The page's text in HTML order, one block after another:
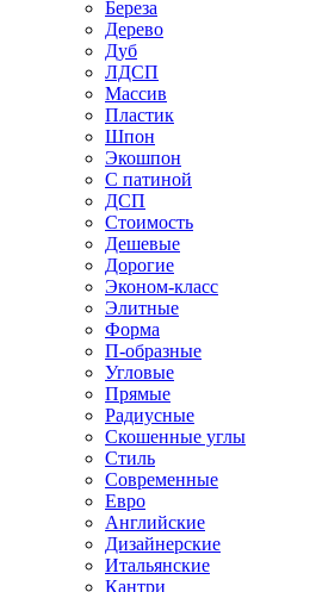
Береза
Дерево
Дуб
ЛДСП
Массив
Пластик
Шпон
Экошпон
С патиной
ДСП
Стоимость
Дешевые
Дорогие
Эконом-класс
Элитные
Форма
П-образные
Угловые
Прямые
Радиусные
Скошенные углы
Стиль
Современные
Евро
Английские
Дизайнерские
Итальянские
Кантри